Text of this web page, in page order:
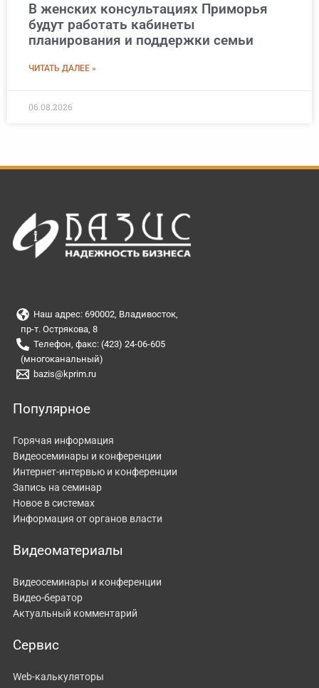
В женских консультациях Приморья
будут работать кабинеты
планирования и поддержки семьи
ЧИТАТЬ ДАЛЕЕ »
06.08.2026
Наш адрес: 690002, Владивосток,
пр-т. Острякова, 8
Телефон, факс: (423) 24-06-605
(многоканальный)
bazis@kprim.ru
Популярное
Горячая информация
Видеосеминары и конференции
Интернет-интервью и конференции
Запись на семинар
Новое в системах
Информация от органов власти
Видеоматериалы
Видеосеминары и конференции
Видео-бератор
Актуальный комментарий
Сервис
Web-калькуляторы